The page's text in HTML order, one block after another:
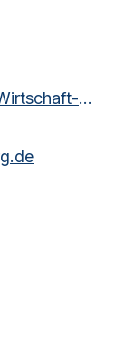
http://www.schleswig-flensburg.de/Wirtschaft-Umwelt/Gutachterausschuss/